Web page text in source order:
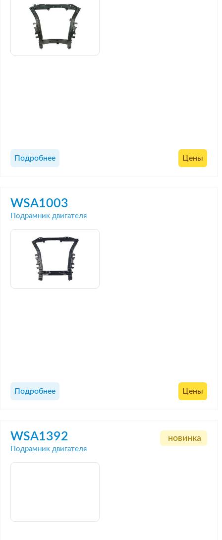
Подробнее Цены
WSA1003
Подрамник двигателя
Подробнее Цены
WSA1392
Подрамник двигателя
новинка